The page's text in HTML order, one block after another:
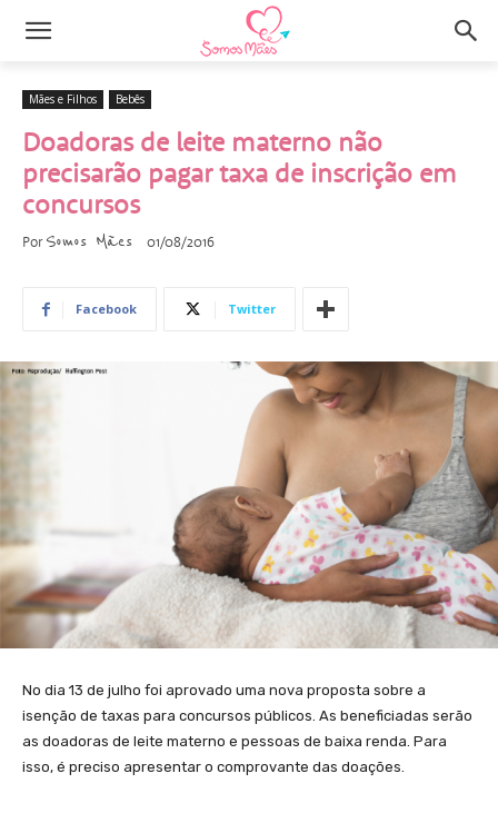
Mães e Filhos Bebês
Doadoras de leite materno não
precisarão pagar taxa de inscrição em
concursos
Por Somos Mães 01/08/2016
Facebook Twitter
No dia 13 de julho foi aprovado uma nova proposta sobre a
isenção de taxas para concursos públicos. As beneficiadas serão
as doadoras de leite materno e pessoas de baixa renda. Para
isso, é preciso apresentar o comprovante das doações.